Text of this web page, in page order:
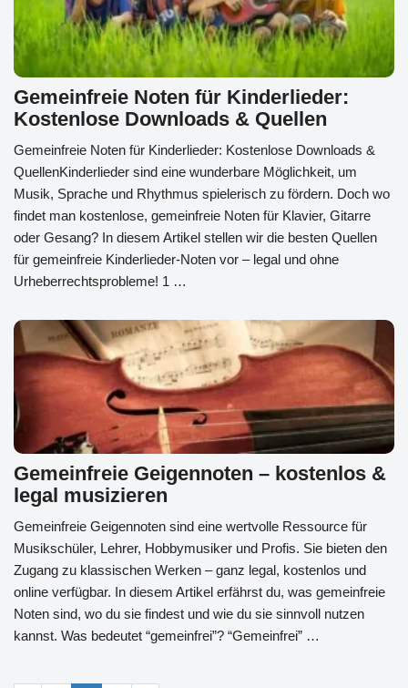
Gemeinfreie Noten für Kinderlieder:
Kostenlose Downloads & Quellen
Gemeinfreie Noten für Kinderlieder: Kostenlose Downloads &
QuellenKinderlieder sind eine wunderbare Möglichkeit, um
Musik, Sprache und Rhythmus spielerisch zu fördern. Doch wo
findet man kostenlose, gemeinfreie Noten für Klavier, Gitarre
oder Gesang? In diesem Artikel stellen wir die besten Quellen
für gemeinfreie Kinderlieder-Noten vor – legal und ohne
Urheberrechtsprobleme! 1 …
Gemeinfreie Geigennoten – kostenlos &
legal musizieren
Gemeinfreie Geigennoten sind eine wertvolle Ressource für
Musikschüler, Lehrer, Hobbymusiker und Profis. Sie bieten den
Zugang zu klassischen Werken – ganz legal, kostenlos und
online verfügbar. In diesem Artikel erfährst du, was gemeinfreie
Noten sind, wo du sie findest und wie du sie sinnvoll nutzen
kannst. Was bedeutet “gemeinfrei”? “Gemeinfrei” …